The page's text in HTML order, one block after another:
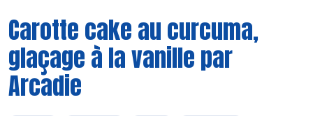
Carotte cake au curcuma,
glaçage à la vanille par
Arcadie